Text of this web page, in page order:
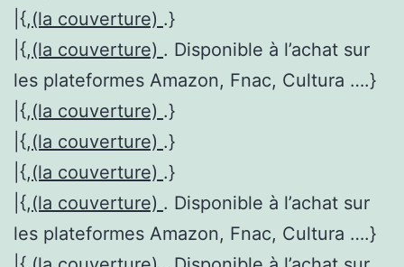
|{,(la couverture) .}
|{,(la couverture) . Disponible à l’achat sur
les plateformes Amazon, Fnac, Cultura ….}
|{,(la couverture) .}
|{,(la couverture) .}
|{,(la couverture) .}
|{,(la couverture) . Disponible à l’achat sur
les plateformes Amazon, Fnac, Cultura ….}